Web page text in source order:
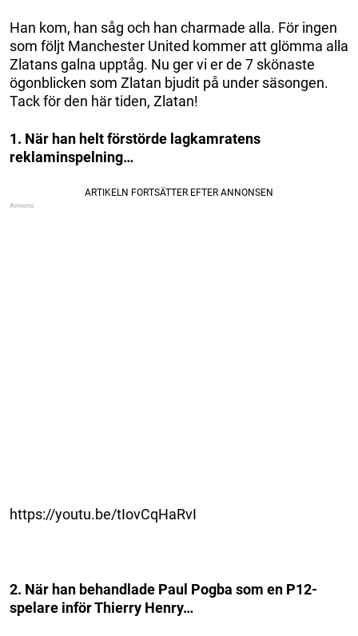
Han kom, han såg och han charmade alla. För ingen
som följt Manchester United kommer att glömma alla
Zlatans galna upptåg. Nu ger vi er de 7 skönaste
ögonblicken som Zlatan bjudit på under säsongen.
Tack för den här tiden, Zlatan!
1. När han helt förstörde lagkamratens
reklaminspelning…
https://youtu.be/tIovCqHaRvI
2. När han behandlade Paul Pogba som en P12-
spelare inför Thierry Henry…